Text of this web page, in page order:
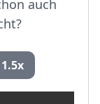
auch
1.5x